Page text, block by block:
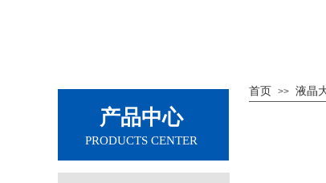
首页 >> 液晶
产品中心
PRODUCTS CENTER